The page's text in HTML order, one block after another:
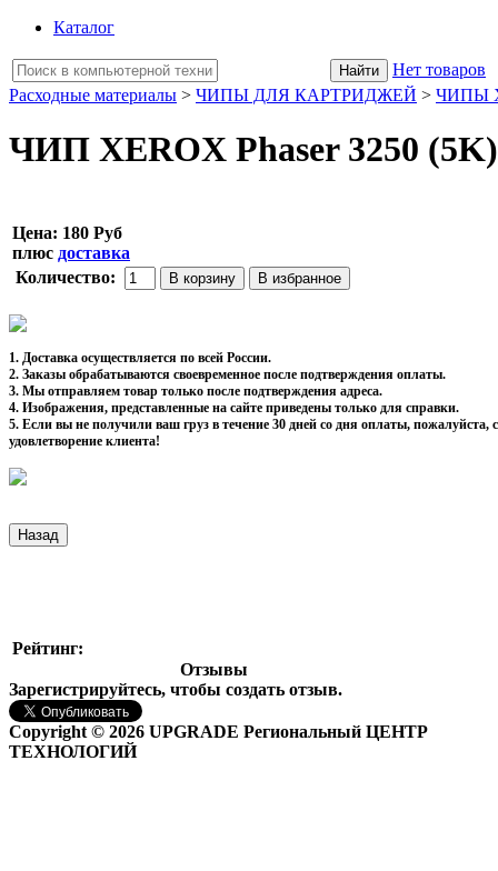
Каталог
Нет товаров
Расходные материалы > ЧИПЫ ДЛЯ КАРТРИДЖЕЙ > ЧИПЫ
ЧИП XEROX Phaser 3250
Цена: 180 Руб
плюс доставка
Количество:
1. Доставка осуществляется по всей России.
2. Заказы обрабатываются своевременное после подтверждения оплаты.
3. Мы отправляем товар только после подтверждения адреса.
4. Изображения, представленные на сайте приведены только для справки.
5. Если вы не получили ваш груз в течение 30 дней со дня оплаты,
удовлетворение клиента!
Рейтинг:
Отзывы
Зарегистрируйтесь, чтобы создать отзыв.
Copyright © 2026 UPGRADE Региональный ЦЕНТР
ТЕХНОЛОГИЙ